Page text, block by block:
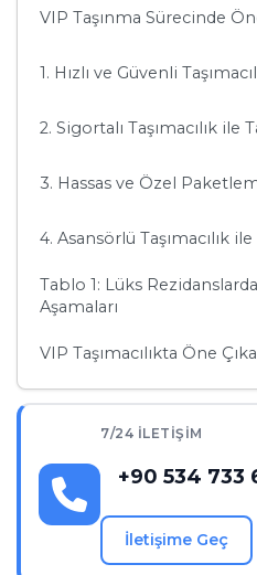
VIP Taşınma Sürecinde
1. Hızlı ve Güvenli
2. Sigortalı Taşımacılık ile
3. Hassas ve Özel
4. Asansörlü Taşımacılık
Tablo 1: Lüks
Aşamaları
VIP Taşımacılıkta Öne
1. Değerli Eşyalar İçin Özel
2. Yurt Dışı Taşımacılık
Tablo 2: VIP Taşınmanın
7/24 İLETIŞIM
+90 534 733
İletişime Geç